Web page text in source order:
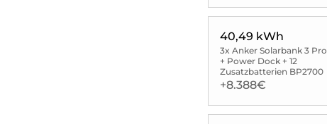
40,49 kWh
3x Anker Solarbank 3 Pro
+ Power Dock + 12
Zusatzbatterien BP2700
+8.388€